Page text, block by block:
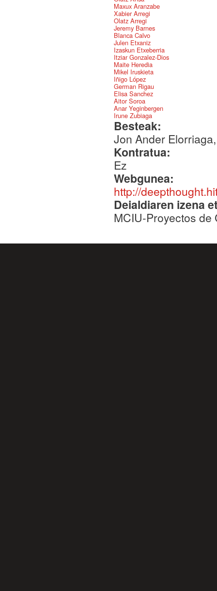
Maxux Aranzabe
Xabier Arregi
Olatz Arregi
Jeremy Barnes
Blanca Calvo
Julen Etxaniz
Izaskun Etxeberria
Itziar Gonzalez-Dios
Maite Heredia
Mikel Iruskieta
Iñigo López
German Rigau
Elisa Sanchez
Aitor Soroa
Anar Yeginbergen
Irune Zubiaga
Besteak:
Jon Ander
Kontratua:
Ez
Webgunea:
http://
Deialdiaren izena
MCIU-Proyectos